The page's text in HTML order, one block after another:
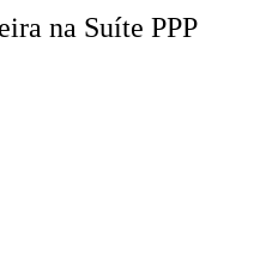
na Suíte PPP